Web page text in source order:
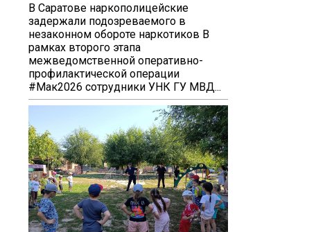
В Саратове наркополицейские
задержали подозреваемого в
незаконном обороте наркотиков В
рамках второго этапа
межведомственной оперативно-
профилактической операции
#Мак2026 сотрудники УНК ГУ МВД...